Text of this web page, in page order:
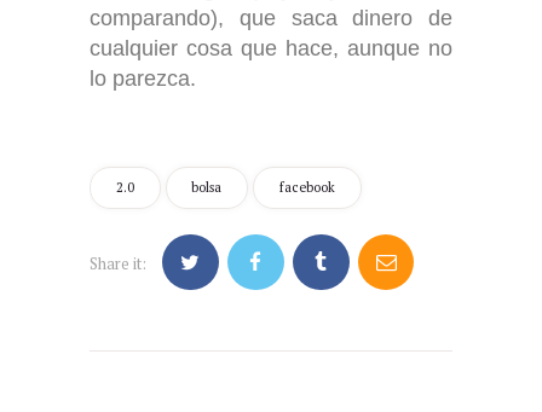
comparando), que saca dinero de
cualquier cosa que hace, aunque no
lo parezca.
2.0 bolsa facebook
Share it: